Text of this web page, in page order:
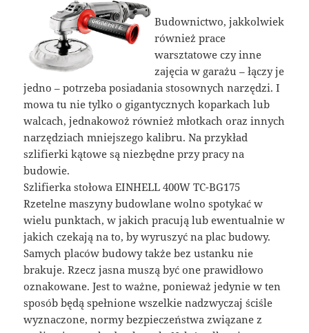
Budownictwo, jakkolwiek
również prace
warsztatowe czy inne
zajęcia w garażu – łączy je
jedno – potrzeba posiadania stosownych narzędzi. I
mowa tu nie tylko o gigantycznych koparkach lub
walcach, jednakowoż również młotkach oraz innych
narzędziach mniejszego kalibru. Na przykład
szlifierki kątowe są niezbędne przy pracy na
budowie.
Szlifierka stołowa EINHELL 400W TC-BG175
Rzetelne maszyny budowlane wolno spotykać w
wielu punktach, w jakich pracują lub ewentualnie w
jakich czekają na to, by wyruszyć na plac budowy.
Samych placów budowy także bez ustanku nie
brakuje. Rzecz jasna muszą być one prawidłowo
oznakowane. Jest to ważne, ponieważ jedynie w ten
sposób będą spełnione wszelkie nadzwyczaj ściśle
wyznaczone, normy bezpieczeństwa związane z